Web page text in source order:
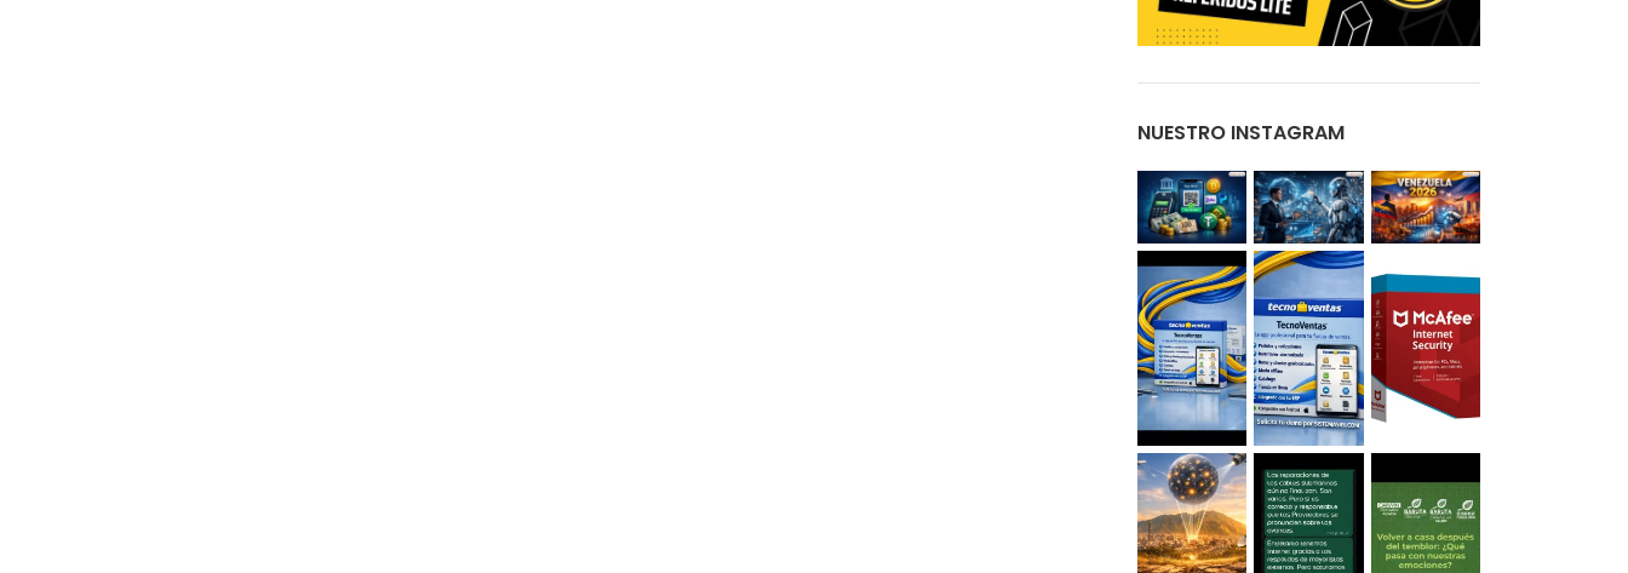
NUESTRO INSTAGRAM